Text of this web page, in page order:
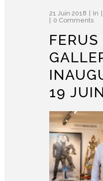
21 Juin 2018 In
0 Comments
FERUS
19